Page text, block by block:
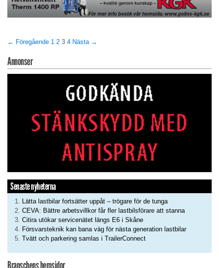
← Föregående 1 2 3 4 Nästa →
Annonser
Senaste nyheterna
Lätta lastbilar fortsätter uppåt – trögare för de tunga
CEVA: Bättre arbetsvillkor får fler lastbilsförare att stanna
Citira utökar servicenätet längs E6 i Skåne
Försvarsteknik kan bana väg för nästa generation lastbilar
Tvätt och parkering samlas i TrailerConnect